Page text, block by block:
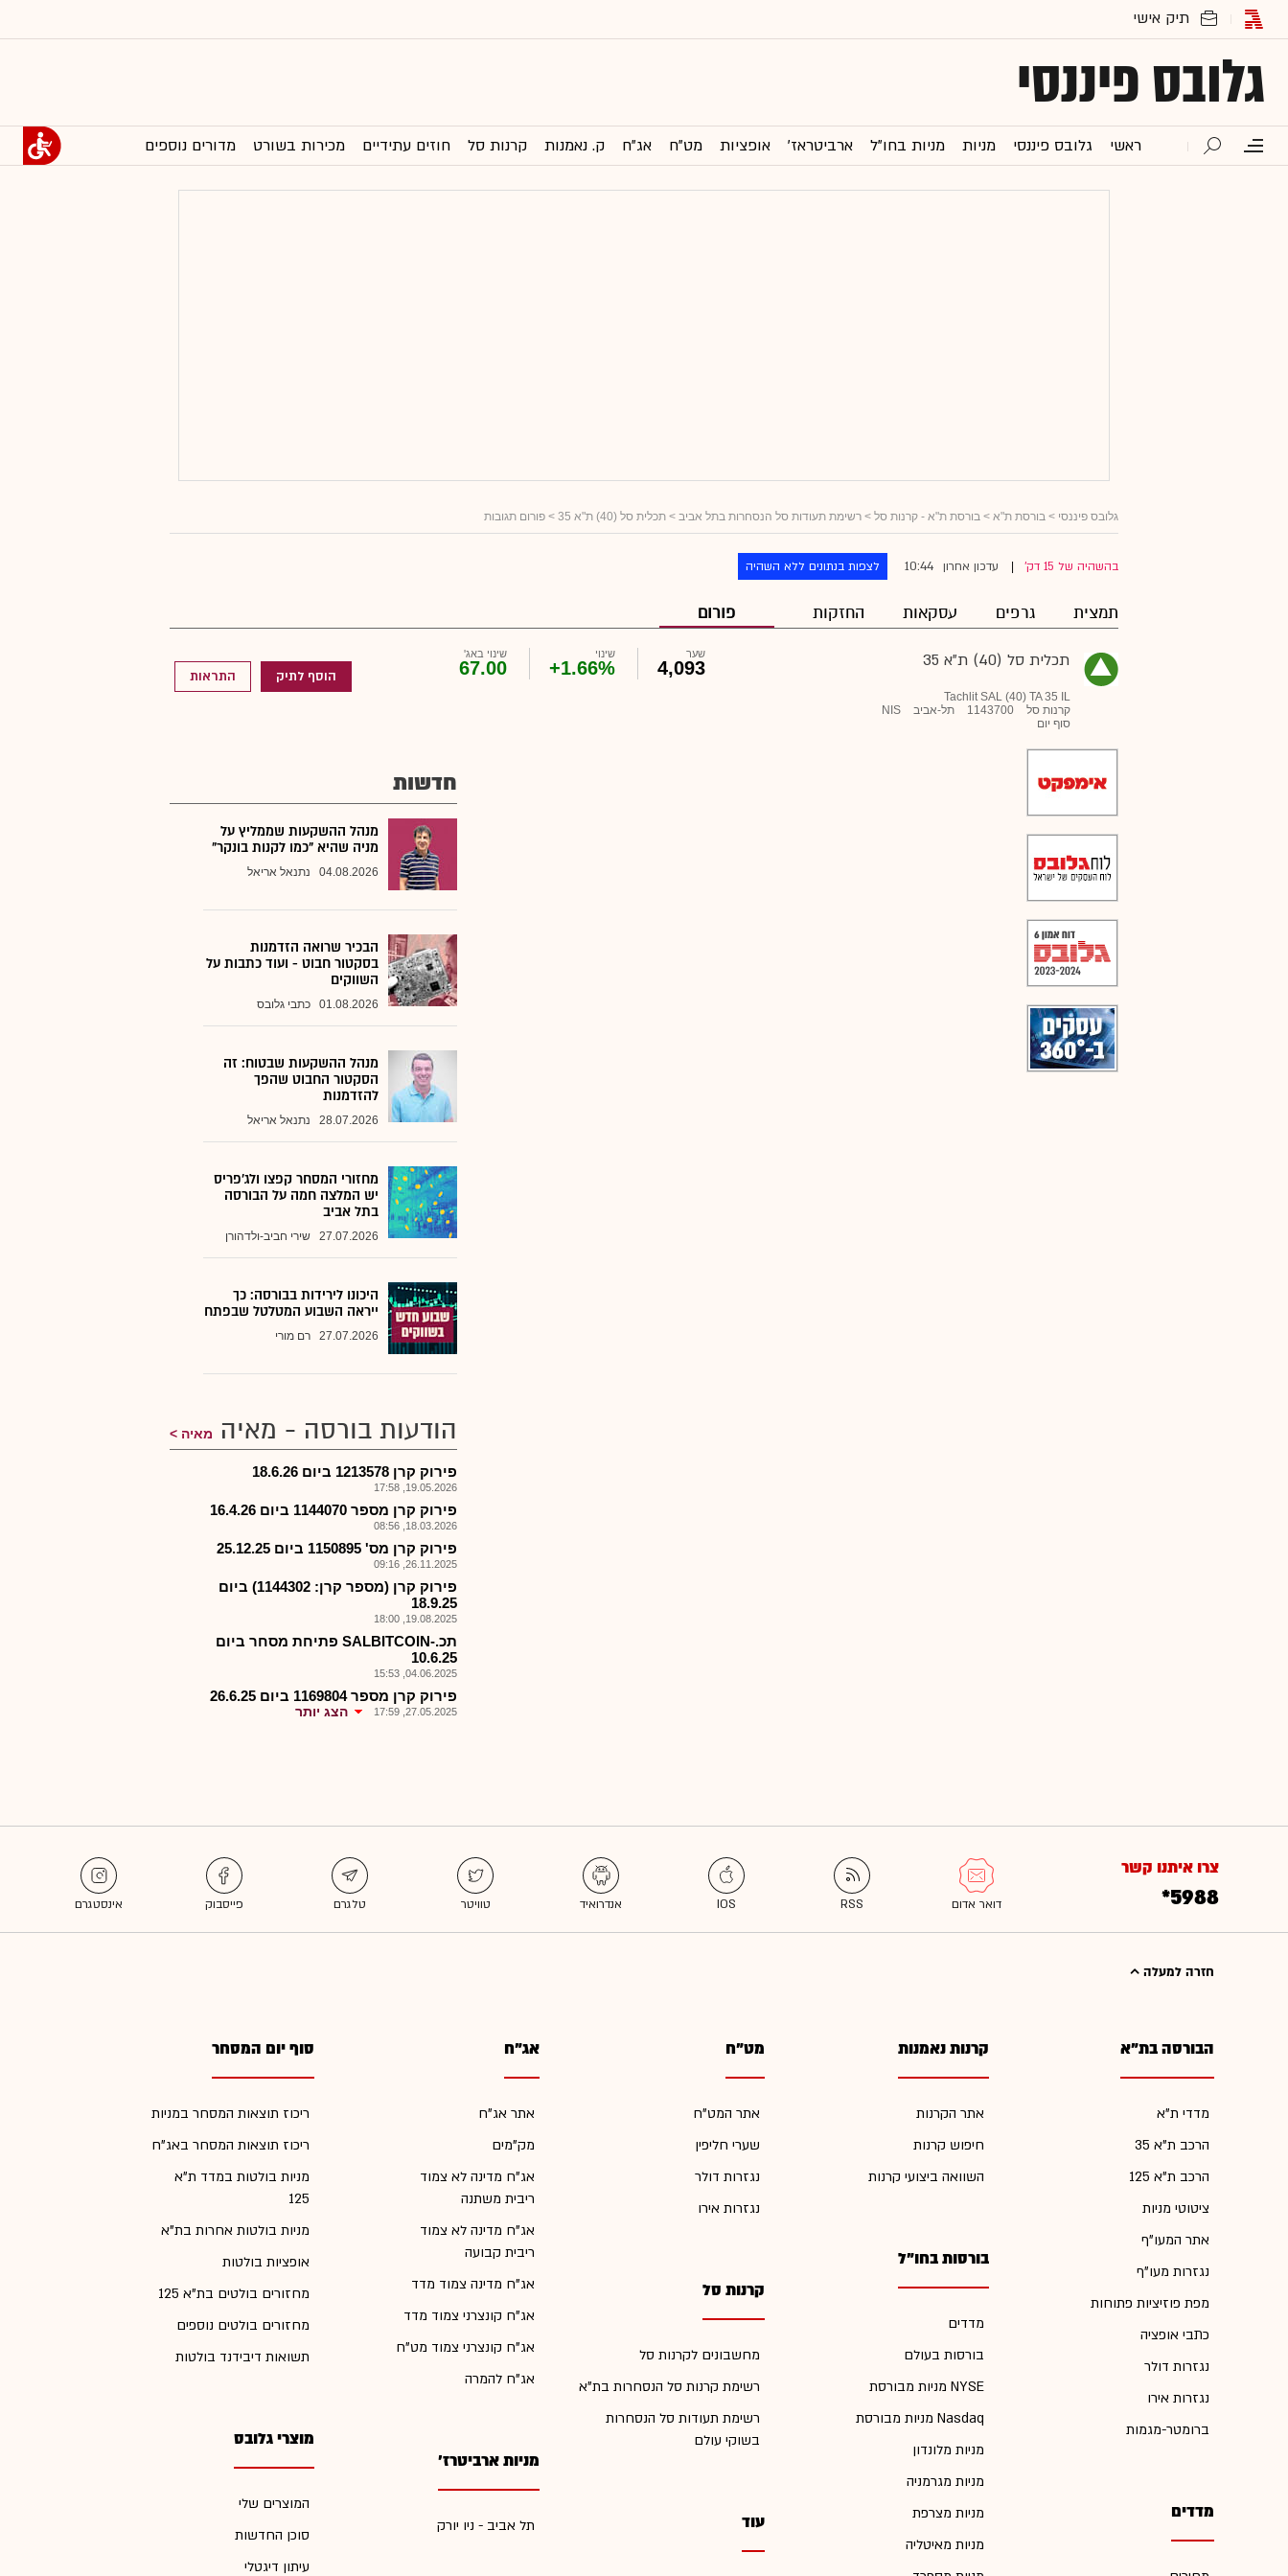
גלובס פיננסי
ראשי גלובס פיננסי מניות מניות בחו"ל ארביטראז' אופציות מט"ח אג"ח ק. נאמנות קרנות סל חוזים עתידיים מכירות בשורט מדורים נוספים
גלובס פיננסי > בורסת ת"א > בורסת ת"א - קרנות סל > רשימת תעודות סל הנסחרות בתל אביב > תכלית סל (40) ת"א 35 > פורום תגובות
בהשהיה של 15 דק' עדכון אחרון 10:44 לצפות בנתונים ללא השהיה
תמצית גרפים עסקאות החזקות פורום
תכלית סל (40) ת"א 35
Tachlit SAL (40) TA 35 IL
קרנות סל
1143700 תל-אביב
NIS
סוף יום
שער
4,093
שינוי
+1.66%
שינוי באג'
67.00 הוסף לתיק התראות
חדשות
מנהל ההשקעות שממליץ על
מניה שהיא "כמו לקנות בונקר"
04.08.2026 נתנאל אריאל
הבכיר שרואה הזדמנות
בסקטור חבוט - ועוד כתבות על
השווקים
01.08.2026 כתבי גלובס
מנהל ההשקעות שבטוח: זה
הסקטור החבוט שהפך
להזדמנות
28.07.2026 נתנאל אריאל
מחזורי המסחר קפצו ולג'פריס
יש המלצה חמה על הבורסה
בתל אביב
27.07.2026 שירי חביב-ולדהורן
היכונו לירידות בבורסה: כך
ייראה השבוע המטלטל שבפתח
27.07.2026 רם מורי
הודעות בורסה - מאיה מאיה
פירוק קרן 1213578 ביום 18.6.26
19.05.2026, 17:58
פירוק קרן מספר 1144070 ביום 16.4.26
18.03.2026, 08:56
פירוק קרן מס' 1150895 ביום 25.12.25
26.11.2025, 09:16
פירוק קרן (מספר קרן: 1144302) ביום
18.9.25
19.08.2025, 18:00
תכ.-SALBITCOIN פתיחת מסחר ביום
10.6.25
04.06.2025, 15:53
פירוק קרן מספר 1169804 ביום 26.6.25
27.05.2025, 17:59 הצג יותר
צרו איתנו קשר
*5988
חזרה למעלה
הבורסה בת"א
מדדי ת"א
הרכב ת"א 35
הרכב ת"א 125
ציטוטי מניות
אתר המעו"ף
נגזרות מעו"ף
מפת פוזיציות פתוחות
כתבי אופציה
נגזרות דולר
נגזרות אירו
ברומטר-מגמות
מדדים
קרנות נאמנות
אתר הקרנות
חיפוש קרנות
השוואה ביצועי קרנות
בורסות בחו"ל
מדדים
בורסות בעולם
מניות מבורסת NYSE
מניות מבורסת Nasdaq
מניות מלונדון
מניות מגרמניה
מניות מצרפת
מניות מאיטליה
מט"ח
אתר המט"ח
שערי חליפין
נגזרות דולר
נגזרות אירו
קרנות סל
מחשבונים לקרנות סל
רשימת קרנות סל הנסחרות בת"א
רשימת תעודות סל הנסחרות
בשוקי עולם
עוד
אג"ח
אתר אג"ח
מק"מים
אג"ח מדינה לא צמוד
ריבית משתנה
אג"ח מדינה לא צמוד
ריבית קבועה
אג"ח מדינה צמוד מדד
אג"ח קונצרני צמוד מדד
אג"ח קונצרני צמוד מט"ח
אג"ח להמרה
מניות ארביטרז'
תל אביב - ניו יורק
סוף יום המסחר
ריכוז תוצאות המסחר במניות
ריכוז תוצאות המסחר באג"ח
מניות בולטות במדד ת"א
125
מניות בולטות אחרות בת"א
אופציות בולטות
מחזורים בולטים בת"א 125
מחזורים בולטים נוספים
תשואות דיבידנד בולטות
מוצרי גלובס
המוצרים שלי
סוכן החדשות
עיתון דיגטלי